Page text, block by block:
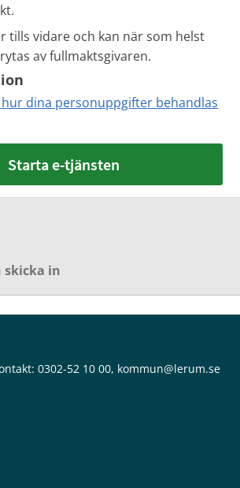
tills vidare och kan när som helst
av fullmaktsgivaren.
dina personuppgifter behandlas
Starta e-tjänsten
skicka in
0302-52 10 00, kommun@lerum.se